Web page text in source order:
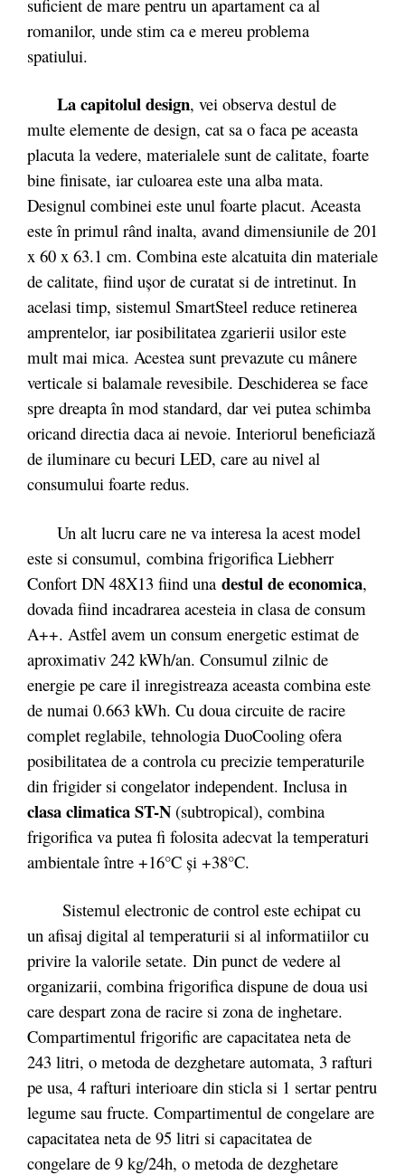
suficient de mare pentru un apartament ca al
romanilor, unde stim ca e mereu problema
spatiului.
La capitolul design, vei observa destul de
multe elemente de design, cat sa o faca pe aceasta
placuta la vedere, materialele sunt de calitate, foarte
bine finisate, iar culoarea este una alba mata.
Designul combinei este unul foarte placut. Aceasta
este în primul rând inalta, avand dimensiunile de 201
x 60 x 63.1 cm. Combina este alcatuita din materiale
de calitate, fiind ușor de curatat si de intretinut. In
acelasi timp, sistemul SmartSteel reduce retinerea
amprentelor, iar posibilitatea zgarierii usilor este
mult mai mica. Acestea sunt prevazute cu mânere
verticale si balamale revesibile. Deschiderea se face
spre dreapta în mod standard, dar vei putea schimba
oricand directia daca ai nevoie. Interiorul beneficiază
de iluminare cu becuri LED, care au nivel al
consumului foarte redus.
Un alt lucru care ne va interesa la acest model
este si consumul, combina frigorifica Liebherr
Confort DN 48X13 fiind una destul de economica,
dovada fiind incadrarea acesteia in clasa de consum
A++. Astfel avem un consum energetic estimat de
aproximativ 242 kWh/an. Consumul zilnic de
energie pe care il inregistreaza aceasta combina este
de numai 0.663 kWh. Cu doua circuite de racire
complet reglabile, tehnologia DuoCooling ofera
posibilitatea de a controla cu precizie temperaturile
din frigider si congelator independent. Inclusa in
clasa climatica ST-N (subtropical), combina
frigorifica va putea fi folosita adecvat la temperaturi
ambientale între +16°C și +38°C.
Sistemul electronic de control este echipat cu
un afisaj digital al temperaturii si al informatiilor cu
privire la valorile setate. Din punct de vedere al
organizarii, combina frigorifica dispune de doua usi
care despart zona de racire si zona de inghetare.
Compartimentul frigorific are capacitatea neta de
243 litri, o metoda de dezghetare automata, 3 rafturi
pe usa, 4 rafturi interioare din sticla si 1 sertar pentru
legume sau fructe. Compartimentul de congelare are
capacitatea neta de 95 litri si capacitatea de
congelare de 9 kg/24h, o metoda de dezghetare